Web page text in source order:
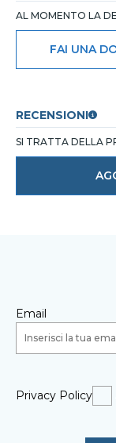
AL MOMENTO LA
FAI UNA
RECENSIONI
SI TRATTA DELLA
Email
Privacy Policy